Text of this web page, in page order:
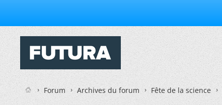
Forum Archives du forum Fête de la science